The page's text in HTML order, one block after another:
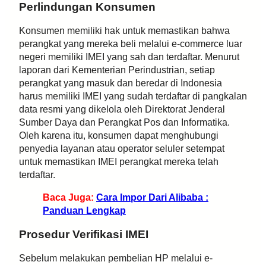
Perlindungan Konsumen
Konsumen memiliki hak untuk memastikan bahwa
perangkat yang mereka beli melalui e-commerce luar
negeri memiliki IMEI yang sah dan terdaftar. Menurut
laporan dari Kementerian Perindustrian, setiap
perangkat yang masuk dan beredar di Indonesia
harus memiliki IMEI yang sudah terdaftar di pangkalan
data resmi yang dikelola oleh Direktorat Jenderal
Sumber Daya dan Perangkat Pos dan Informatika.
Oleh karena itu, konsumen dapat menghubungi
penyedia layanan atau operator seluler setempat
untuk memastikan IMEI perangkat mereka telah
terdaftar.
Baca Juga: Cara Impor Dari Alibaba :
Panduan Lengkap
Prosedur Verifikasi IMEI
Sebelum melakukan pembelian HP melalui e-